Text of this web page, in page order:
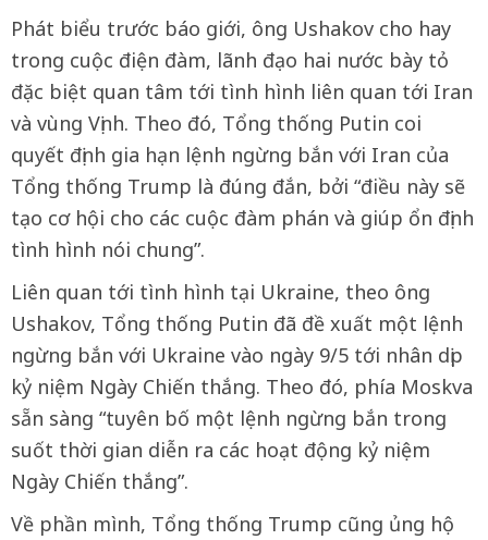
Phát biểu trước báo giới, ông Ushakov cho hay
trong cuộc điện đàm, lãnh đạo hai nước bày tỏ
đặc biệt quan tâm tới tình hình liên quan tới Iran
và vùng Vịnh. Theo đó, Tổng thống Putin coi
quyết định gia hạn lệnh ngừng bắn với Iran của
Tổng thống Trump là đúng đắn, bởi “điều này sẽ
tạo cơ hội cho các cuộc đàm phán và giúp ổn định
tình hình nói chung”.
Liên quan tới tình hình tại Ukraine, theo ông
Ushakov, Tổng thống Putin đã đề xuất một lệnh
ngừng bắn với Ukraine vào ngày 9/5 tới nhân dịp
kỷ niệm Ngày Chiến thắng. Theo đó, phía Moskva
sẵn sàng “tuyên bố một lệnh ngừng bắn trong
suốt thời gian diễn ra các hoạt động kỷ niệm
Ngày Chiến thắng”.
Về phần mình, Tổng thống Trump cũng ủng hộ